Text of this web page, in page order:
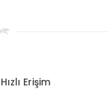
Hızlı Erişim